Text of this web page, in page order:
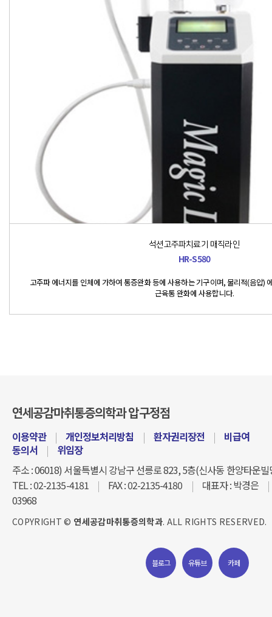
석션고주파치료기 매직라인
HR-S580
고주파 에너지를 인체에 가하여 통증완화 등에 사용하는 기구이며, 물리적(음압)
근육통 완화에 사용합니다.
연세공감마취통증의학과 압구정점
이용약관 | 개인정보처리방침 | 환자권리장전 |
비급여
동의서
|
위임장
주소 : 06018) 서울특별시 강남구 선릉로 823, 5층(신사동 한양타운빌
TEL : 02-2135-4181
| FAX : 02-2135-4180 | 대표자 : 박경은
|
03968
COPYRIGHT © 연세공감마취통증의학과. ALL RIGHTS RESERVED.
블로그 유튜브 카페